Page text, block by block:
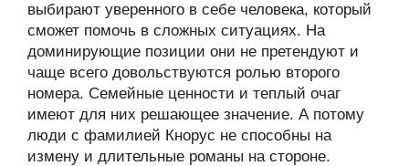
выбирают уверенного в себе человека, который
сможет помочь в сложных ситуациях. На
доминирующие позиции они не претендуют и
чаще всего довольствуются ролью второго
номера. Семейные ценности и теплый очаг
имеют для них решающее значение. А потому
люди с фамилией Кнорус не способны на
измену и длительные романы на стороне.